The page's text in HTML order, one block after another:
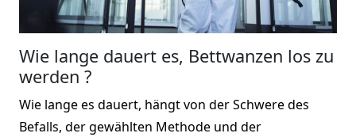
Wie lange dauert es, Bettwanzen los zu
werden ?
Wie lange es dauert, hängt von der Schwere des
Befalls, der gewählten Methode und der